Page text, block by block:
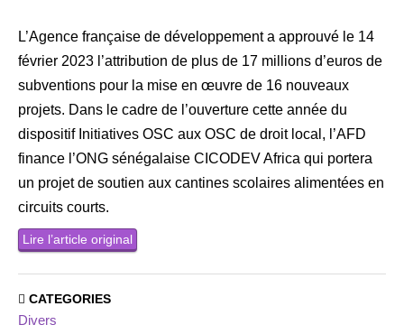
L’Agence française de développement a approuvé le 14
février 2023 l’attribution de plus de 17 millions d’euros de
subventions pour la mise en œuvre de 16 nouveaux
projets. Dans le cadre de l’ouverture cette année du
dispositif Initiatives OSC aux OSC de droit local, l’AFD
finance l’ONG sénégalaise CICODEV Africa qui portera
un projet de soutien aux cantines scolaires alimentées en
circuits courts.
Lire l’article original
CATEGORIES
Divers